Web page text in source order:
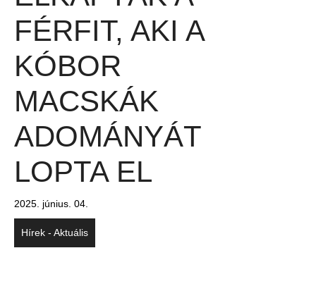
FÉRFIT, AKI A
KÓBOR
MACSKÁK
ADOMÁNYÁT
LOPTA EL
2025. június. 04.
Hírek - Aktuális